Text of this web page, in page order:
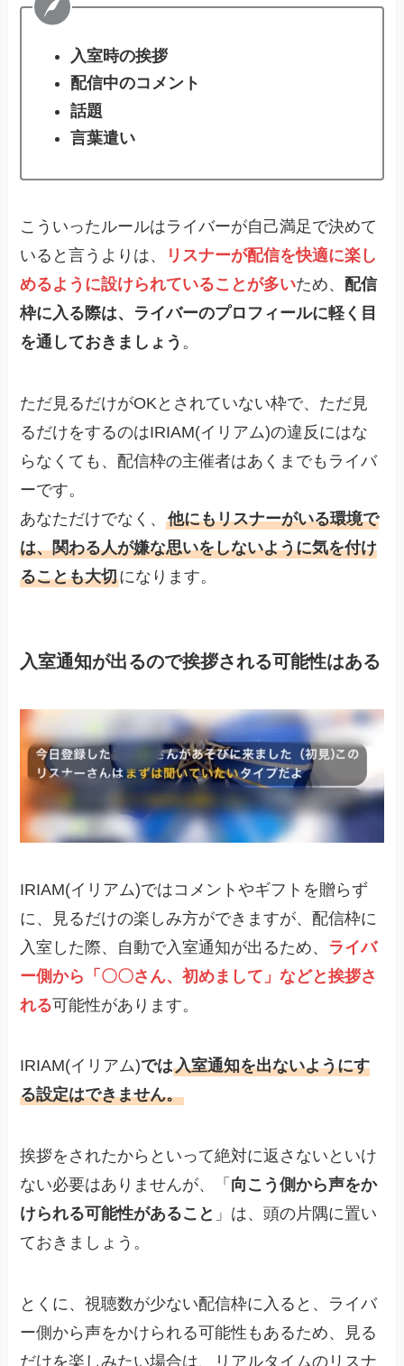
入室時の挨拶
配信中のコメント
話題
言葉遣い
こういったルールはライバーが自己満足で決めて
いると言うよりは、
リスナーが配信を快適に楽し
めるように設けられていることが多いため、 配信
枠に入る際は、ライバーのプロフィールに軽く目
を通しておきましょう 。
ただ見るだけがOKとされていない枠で、ただ見
るだけをするのはIRIAM(イリアム)の違反にはな
らなくても、配信枠の主催者はあくまでもライバ
ーです。
あなただけでなく、他にもリスナーがいる環境で
は、関わる人が嫌な思いをしないように気を付け
ることも大切になります。
入室通知が出るので挨拶される可能性はある
IRIAM(イリアム)ではコメントやギフトを贈らず
に、見るだけの楽しみ方ができますが、配信枠に
入室した際、自動で入室通知が出るため、 ライバ
ー側から「〇〇さん、初めまして」などと挨拶さ
れる可能性があります。
IRIAM(イリアム)では入室通知を出ないようにす
る設定はできません。
挨拶をされたからといって絶対に返さないといけ
ない必要はありませんが、「 向こう側から声をか
けられる可能性があること 」は、頭の片隅に置い
ておきましょう。
とくに、視聴数が少ない配信枠に入ると、ライバ
ー側から声をかけられる可能性もあるため、見る
だけを楽しみたい場合は、リアルタイムのリスナ